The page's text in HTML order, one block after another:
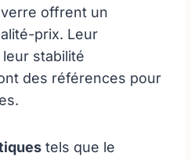
offrent un
prix. Leur
stabilité
des références pour
tels que le